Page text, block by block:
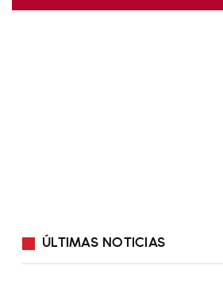
ÚLTIMAS NOTICIAS